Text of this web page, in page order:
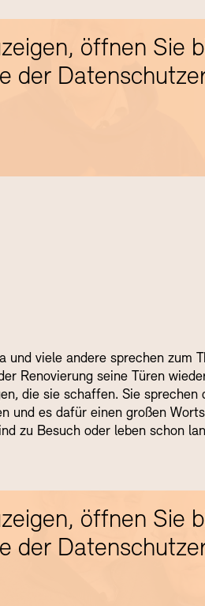
öffnen Sie
der
und viele andere sprechen zum
Renovierung seine Türen
die sie schaffen. Sie sprechen
und es dafür einen großen
zu Besuch oder leben schon
öffnen Sie
der